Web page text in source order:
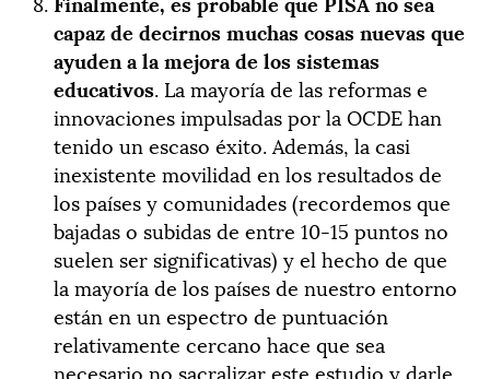
capaz de decirnos muchas cosas nuevas que
ayuden a la mejora de los sistemas
educativos. La mayoría de las reformas e
innovaciones impulsadas por la OCDE han
tenido un escaso éxito. Además, la casi
inexistente movilidad en los resultados de
los países y comunidades (recordemos que
bajadas o subidas de entre 10-15 puntos no
suelen ser significativas) y el hecho de que
la mayoría de los países de nuestro entorno
están en un espectro de puntuación
relativamente cercano hace que sea
necesario no sacralizar este estudio y darle